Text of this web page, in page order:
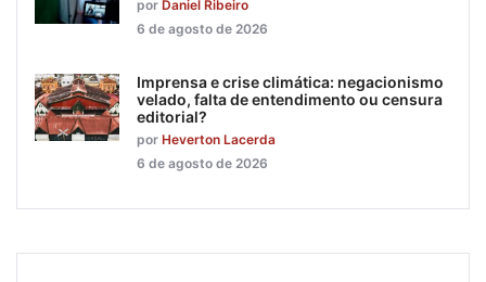
por Daniel Ribeiro
6 de agosto de 2026
Imprensa e crise climática: negacionismo
velado, falta de entendimento ou censura
editorial?
por Heverton Lacerda
6 de agosto de 2026